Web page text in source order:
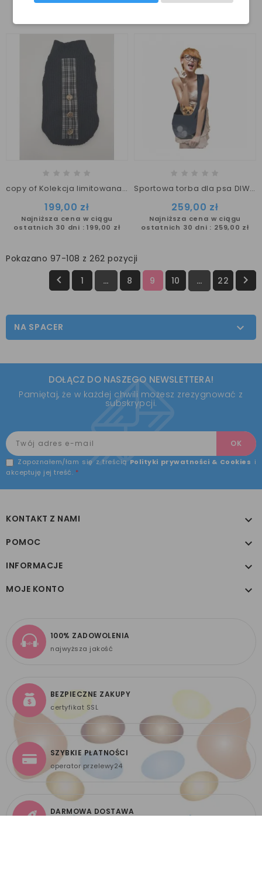
copy of Kolekcja limitowana Stellare XS/S sweterek GUCCI dla psa
199,00 zł
Najniższa cena w ciągu
ostatnich 30 dni : 199,00 zł
Sportowa torba dla psa DIWAN Milk&Pepper
259,00 zł
Najniższa cena w ciągu
ostatnich 30 dni : 259,00 zł
Pokazano 97-108 z 262 pozycji
 1 … 8 9 10 … 22 
NA SPACER 
DOŁĄCZ DO NASZEGO NEWSLETTERA!
Pamiętaj, że w każdej chwili możesz zrezygnować z
subskrypcji.
Zapoznałem/łam się z treścią Polityki prywatności & Cookies i
akceptuję jej treść. *
KONTAKT Z NAMI 
POMOC 
INFORMACJE 
MOJE KONTO 
100% ZADOWOLENIA
najwyższa jakość
BEZPIECZNE ZAKUPY
certyfikat SSL
SZYBKIE PŁATNOŚCI
operator przelewy24
DARMOWA DOSTAWA